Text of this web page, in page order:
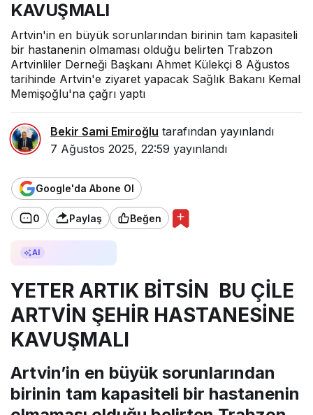
KAVUŞMALI
Artvin'in en büyük sorunlarından birinin tam kapasiteli
bir hastanenin olmaması olduğu belirten Trabzon
Artvinliler Derneği Başkanı Ahmet Külekçi 8 Ağustos
tarihinde Artvin'e ziyaret yapacak Sağlık Bakanı Kemal
Memişoğlu'na çağrı yaptı
Bekir Sami Emiroğlu tarafından yayınlandı
7 Ağustos 2025, 22:59 yayınlandı
Google'da Abone Ol
0 Paylaş Beğen
AI
YETER ARTIK BİTSİN BU ÇİLE
ARTVİN ŞEHİR HASTANESİNE
KAVUŞMALI
Artvin’in en büyük sorunlarından
birinin tam kapasiteli bir hastanenin